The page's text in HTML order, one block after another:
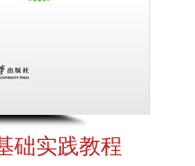
础实践教程